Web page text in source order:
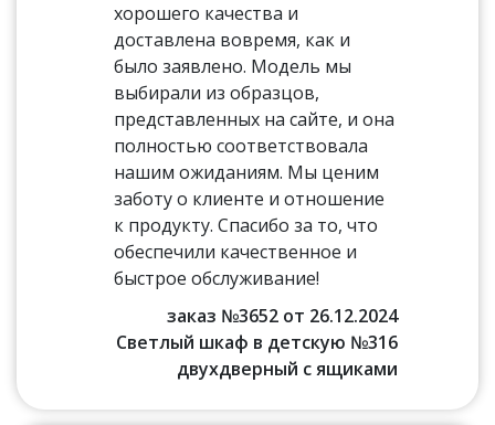
хорошего качества и
доставлена вовремя, как и
было заявлено. Модель мы
выбирали из образцов,
представленных на сайте, и она
полностью соответствовала
нашим ожиданиям. Мы ценим
заботу о клиенте и отношение
к продукту. Спасибо за то, что
обеспечили качественное и
быстрое обслуживание!
заказ №3652 от 26.12.2024
Светлый шкаф в детскую №316
двухдверный с ящиками